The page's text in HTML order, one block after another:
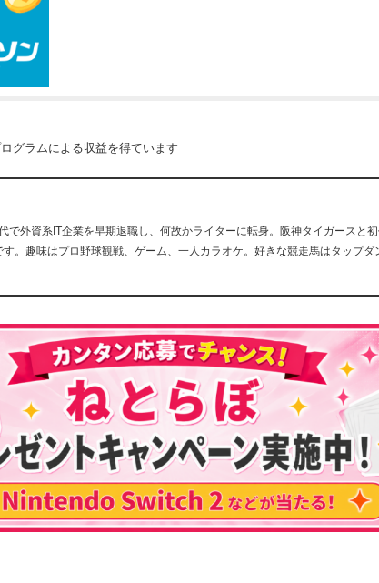
グラムによる収益を得ています
で外資系IT企業を早期退職し、何故かライターに転身。阪神タイガースと
す。趣味はプロ野球観戦、ゲーム、一人カラオケ。好きな競走馬はタップダ